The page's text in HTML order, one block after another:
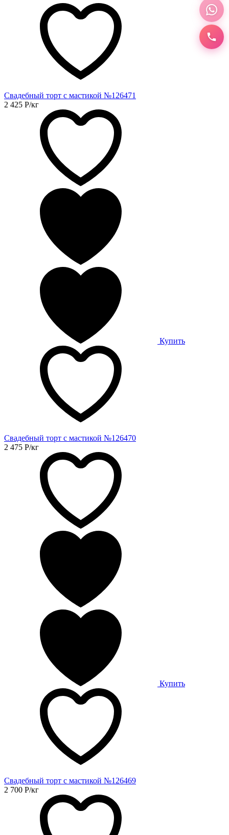
Свадебный торт с мастикой №126471
2 425 Р/кг
Купить
Свадебный торт с мастикой №126470
2 475 Р/кг
Купить
Свадебный торт с мастикой №126469
2 700 Р/кг